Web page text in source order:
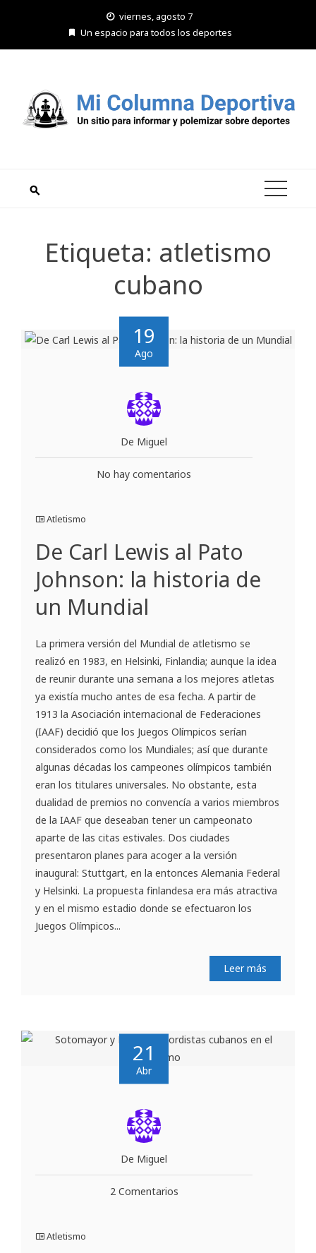
viernes, agosto 7
Un espacio para todos los deportes
Etiqueta: atletismo
cubano
19
Ago
De Miguel
No hay comentarios
Atletismo
De Carl Lewis al Pato
Johnson: la historia de
un Mundial
La primera versión del Mundial de atletismo se
realizó en 1983, en Helsinki, Finlandia; aunque la idea
de reunir durante una semana a los mejores atletas
ya existía mucho antes de esa fecha. A partir de
1913 la Asociación internacional de Federaciones
(IAAF) decidió que los Juegos Olímpicos serían
considerados como los Mundiales; así que durante
algunas décadas los campeones olímpicos también
eran los titulares universales. No obstante, esta
dualidad de premios no convencía a varios miembros
de la IAAF que deseaban tener un campeonato
aparte de las citas estivales. Dos ciudades
presentaron planes para acoger a la versión
inaugural: Stuttgart, en la entonces Alemania Federal
y Helsinki. La propuesta finlandesa era más atractiva
y en el mismo estadio donde se efectuaron los
Juegos Olímpicos...
Leer más
21
Abr
De Miguel
2 Comentarios
Atletismo